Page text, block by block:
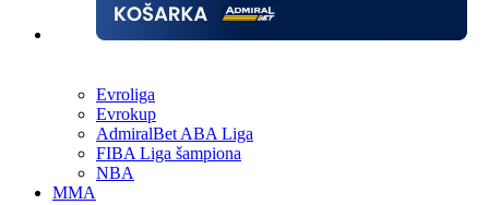
Evroliga
Evrokup
AdmiralBet ABA Liga
FIBA Liga šampiona
NBA
MMA